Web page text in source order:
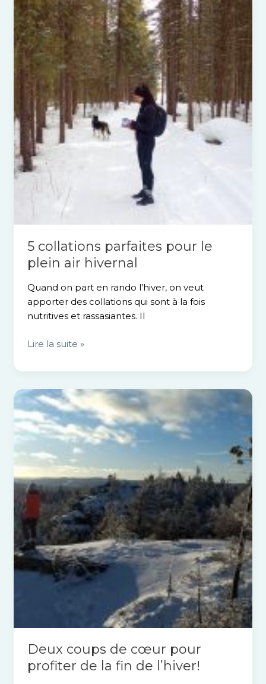
5 collations parfaites pour le
plein air hivernal
Quand on part en rando l’hiver, on veut
apporter des collations qui sont à la fois
nutritives et rassasiantes. Il
collations
parfaites
pour
le
plein
air
hivernal
Lire la suite »
Deux coups de cœur pour
profiter de la fin de l’hiver!
Deux
coups
de
cœur
pour
profiter
de
la
de
l’hiver!